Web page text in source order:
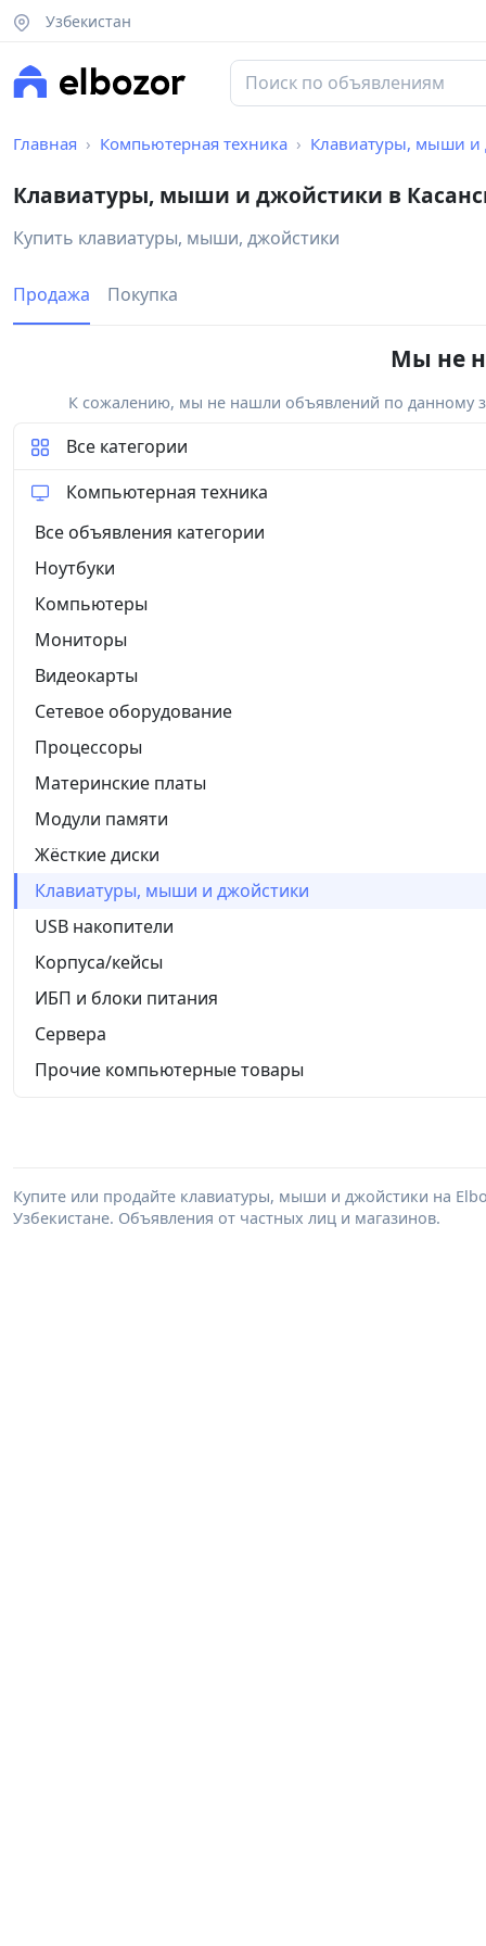
Узбекистан
Главная Компьютерная техника Клавиатуры, мыши и
Клавиатуры, мыши и джойстики в
Купить клавиатуры, мыши, джойстики
Продажа Покупка
Мы не
К сожалению, мы не нашли объявлений по данному
Все категории
Компьютерная техника
Все объявления категории
Ноутбуки
Компьютеры
Мониторы
Видеокарты
Сетевое оборудование
Процессоры
Материнские платы
Модули памяти
Жёсткие диски
Клавиатуры, мыши и джойстики
USB накопители
Корпуса/кейсы
ИБП и блоки питания
Сервера
Прочие компьютерные товары
Купите или продайте клавиатуры, мыши и джойстики на
Узбекистане. Объявления от частных лиц и магазинов.